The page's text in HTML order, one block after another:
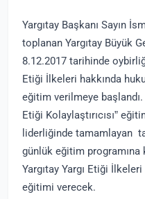
Yargıtay Başkanı Sayın
toplanan Yargıtay Büyük
8.12.2017 tarihinde
Etiği İlkeleri hakkında
eğitim verilmeye başlandı.
Etiği Kolaylaştırıcısı”
liderliğinde tamamlayan
günlük eğitim
Yargıtay Yargı Etiği
eğitimi verecek.